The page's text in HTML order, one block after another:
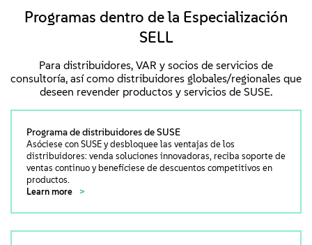
Programas dentro de la Especialización
SELL
Para distribuidores, VAR y socios de servicios de
consultoría, así como distribuidores globales/regionales que
deseen revender productos y servicios de SUSE.
Programa de distribuidores de SUSE
Asóciese con SUSE y desbloquee las ventajas de los
distribuidores: venda soluciones innovadoras, reciba soporte de
ventas continuo y benefíciese de descuentos competitivos en
productos.
Learn more